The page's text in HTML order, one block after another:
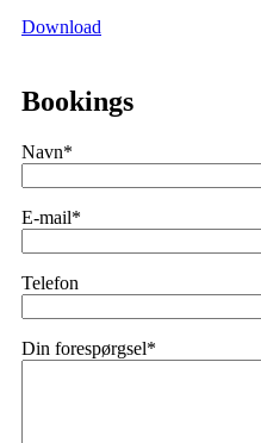
Download
Bookings
Navn*
E-mail*
Telefon
Din forespørgsel*